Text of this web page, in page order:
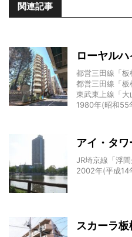
関連記事
ローヤルハ
都営三田線「板
都営三田線「
東武東上線「大
1980年(昭和55
アイ・タワ
JR埼京線「浮
2002年(平成14
スカーラ板